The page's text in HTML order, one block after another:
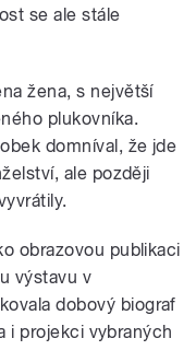
se ale stále
žena, s největší
plukovníka.
domníval, že jde
ale později
obrazovou publikaci
výstavu v
dobový biograf
i projekci vybraných